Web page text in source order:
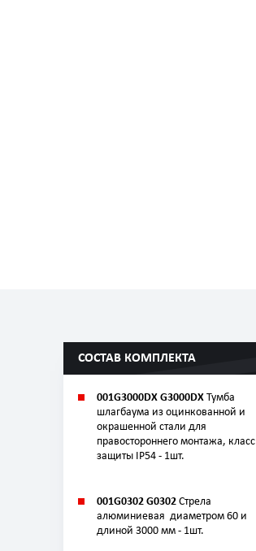
СОСТАВ КОМПЛЕКТА
001G3000DX G3000DX Тумба
шлагбаума из оцинкованной и
окрашенной стали для
правостороннего монтажа, класс
защиты IP54 - 1шт.
001G0302 G0302 Стрела
алюминиевая диаметром 60 и
длиной 3000 мм - 1шт.